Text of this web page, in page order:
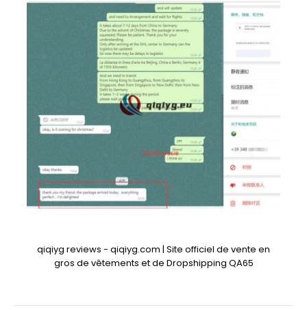
qiqiyg reviews - qiqiyg.com | Site officiel de vente en
gros de vêtements et de Dropshipping QA65